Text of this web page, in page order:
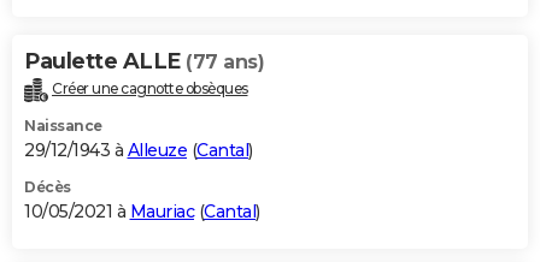
Paulette ALLE (77 ans)
Créer une cagnotte obsèques
Naissance
29/12/1943 à Alleuze (Cantal)
Décès
10/05/2021 à Mauriac(Cantal)